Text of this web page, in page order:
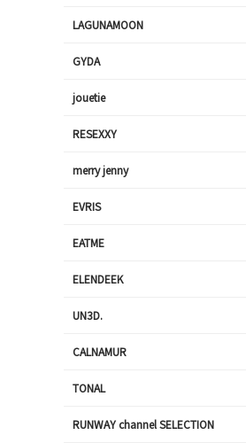
LAGUNAMOON
GYDA
jouetie
RESEXXY
merry jenny
EVRIS
EATME
ELENDEEK
UN3D.
CALNAMUR
TONAL
RUNWAY channel SELECTION